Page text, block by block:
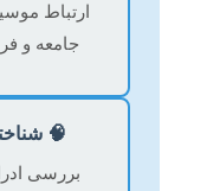
ارتباط
جامعه و
🧠
بررسی